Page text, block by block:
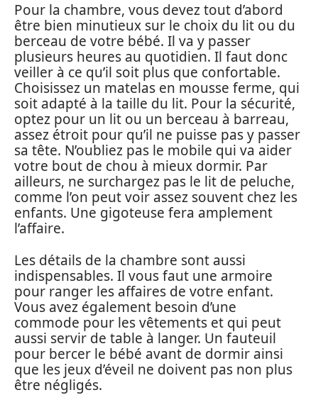
Pour la chambre, vous devez tout d’abord
être bien minutieux sur le choix du lit ou du
berceau de votre bébé. Il va y passer
plusieurs heures au quotidien. Il faut donc
veiller à ce qu’il soit plus que confortable.
Choisissez un matelas en mousse ferme, qui
soit adapté à la taille du lit. Pour la sécurité,
optez pour un lit ou un berceau à barreau,
assez étroit pour qu’il ne puisse pas y passer
sa tête. N’oubliez pas le mobile qui va aider
votre bout de chou à mieux dormir. Par
ailleurs, ne surchargez pas le lit de peluche,
comme l’on peut voir assez souvent chez les
enfants. Une gigoteuse fera amplement
l’affaire.
Les détails de la chambre sont aussi
indispensables. Il vous faut une armoire
pour ranger les affaires de votre enfant.
Vous avez également besoin d’une
commode pour les vêtements et qui peut
aussi servir de table à langer. Un fauteuil
pour bercer le bébé avant de dormir ainsi
que les jeux d’éveil ne doivent pas non plus
être négligés.